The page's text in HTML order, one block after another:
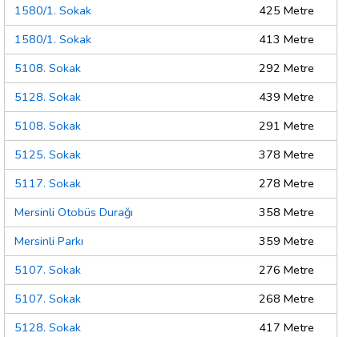
1580/1. Sokak
425 Metre
1580/1. Sokak
413 Metre
5108. Sokak
292 Metre
5128. Sokak
439 Metre
5108. Sokak
291 Metre
5125. Sokak
378 Metre
5117. Sokak
278 Metre
Mersinli Otobüs Durağı
358 Metre
Mersinli Parkı
359 Metre
5107. Sokak
276 Metre
5107. Sokak
268 Metre
5128. Sokak
417 Metre